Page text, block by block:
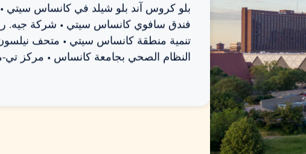
بلو كروس آند بلو شيلد في كانساس سيتي •
فندق سافوي كانساس سيتي • شركة جيه.
تنمية منطقة كانساس سيتي • متحف نيلسون-
النظام الصحي بجامعة كانساس • مركز تي-